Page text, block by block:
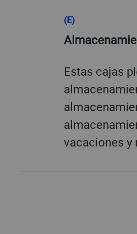
(E)
Estas cajas
vacaciones y